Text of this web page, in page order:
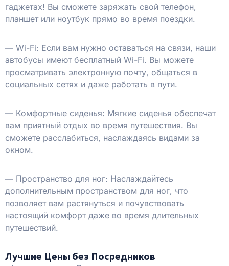
гаджетах! Вы сможете заряжать свой телефон,
планшет или ноутбук прямо во время поездки.
— Wi-Fi: Если вам нужно оставаться на связи, наши
автобусы имеют бесплатный Wi-Fi. Вы можете
просматривать электронную почту, общаться в
социальных сетях и даже работать в пути.
— Комфортные сиденья: Мягкие сиденья обеспечат
вам приятный отдых во время путешествия. Вы
сможете расслабиться, наслаждаясь видами за
окном.
— Пространство для ног: Наслаждайтесь
дополнительным пространством для ног, что
позволяет вам растянуться и почувствовать
настоящий комфорт даже во время длительных
путешествий.
Лучшие Цены без Посредников